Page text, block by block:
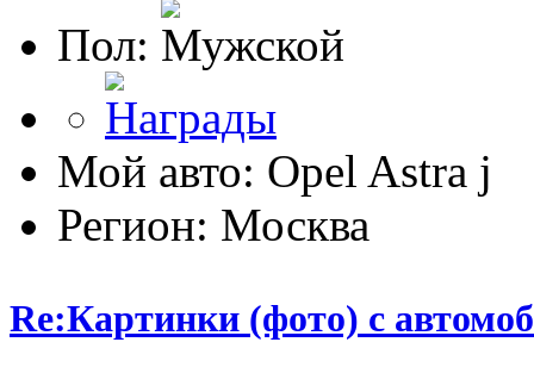
Пол:
Мой авто: Opel Astra j
Регион: Москва
Re:Картинки (фото) с